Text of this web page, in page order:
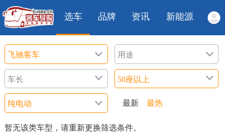
选车 品牌 资讯 新能源
最新 最热
暂无该类车型，请重新更换筛选条件。